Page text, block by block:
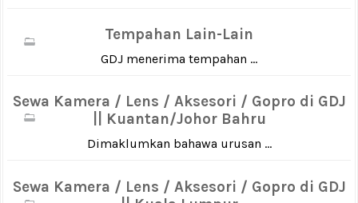
Tempahan Lain-Lain
GDJ menerima tempahan ...
Sewa Kamera / Lens / Aksesori / Gopro di GDJ
|| Kuantan/Johor Bahru
Dimaklumkan bahawa urusan ...
Sewa Kamera / Lens / Aksesori / Gopro di GDJ